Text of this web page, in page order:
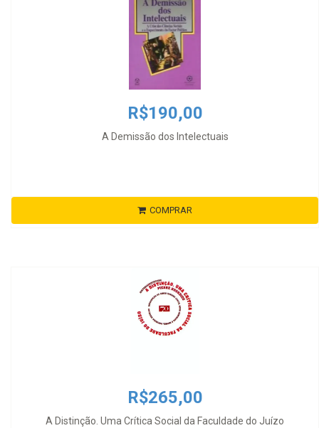
R$190,00
A Demissão dos Intelectuais
COMPRAR
R$265,00
A Distinção. Uma Crítica Social da Faculdade do Juízo